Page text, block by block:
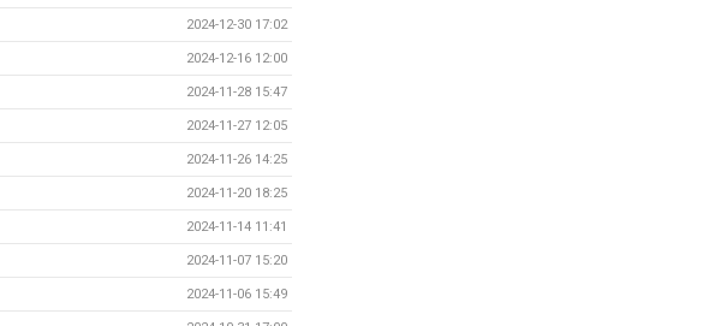
2024-12-30 17:02
2024-12-16 12:00
2024-11-28 15:47
2024-11-27 12:05
2024-11-26 14:25
2024-11-20 18:25
2024-11-14 11:41
2024-11-07 15:20
2024-11-06 15:49